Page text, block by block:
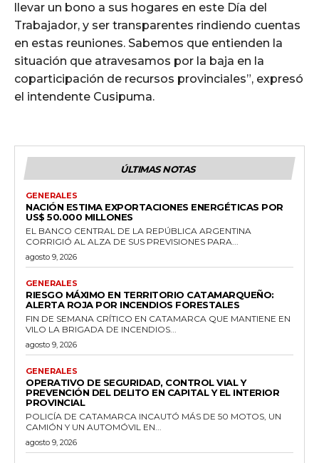
llevar un bono a sus hogares en este Día del
Trabajador, y ser transparentes rindiendo cuentas
en estas reuniones. Sabemos que entienden la
situación que atravesamos por la baja en la
coparticipación de recursos provinciales”, expresó
el intendente Cusipuma.
ÚLTIMAS NOTAS
GENERALES
NACIÓN ESTIMA EXPORTACIONES ENERGÉTICAS POR
US$ 50.000 MILLONES
EL BANCO CENTRAL DE LA REPÚBLICA ARGENTINA
CORRIGIÓ AL ALZA DE SUS PREVISIONES PARA...
agosto 9, 2026
GENERALES
RIESGO MÁXIMO EN TERRITORIO CATAMARQUEÑO:
ALERTA ROJA POR INCENDIOS FORESTALES
FIN DE SEMANA CRÍTICO EN CATAMARCA QUE MANTIENE EN
VILO LA BRIGADA DE INCENDIOS...
agosto 9, 2026
GENERALES
OPERATIVO DE SEGURIDAD, CONTROL VIAL Y
PREVENCIÓN DEL DELITO EN CAPITAL Y EL INTERIOR
PROVINCIAL
POLICÍA DE CATAMARCA INCAUTÓ MÁS DE 50 MOTOS, UN
CAMIÓN Y UN AUTOMÓVIL EN...
agosto 9, 2026